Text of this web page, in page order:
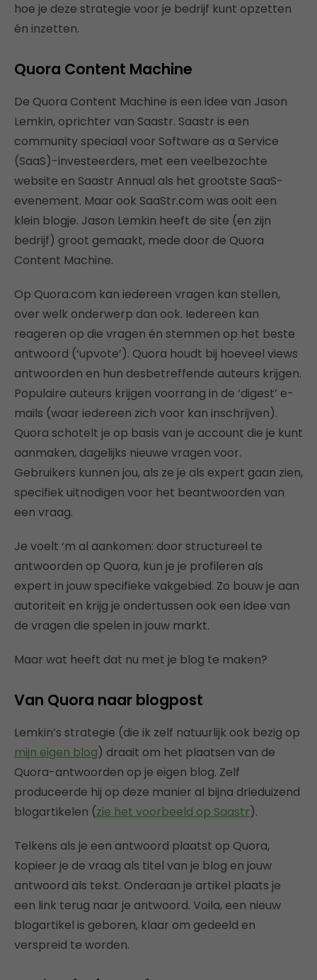
hoe je deze strategie voor je bedrijf kunt opzetten
én inzetten.
Quora Content Machine
De Quora Content Machine is een idee van Jason
Lemkin, oprichter van Saastr. Saastr is een
community speciaal voor Software as a Service
(SaaS)-investeerders, met een veelbezochte
website en Saastr Annual als het grootste SaaS-
evenement. Maar ook SaaStr.com was ooit een
klein blogje. Jason Lemkin heeft de site (en zijn
bedrijf) groot gemaakt, mede door de Quora
Content Machine.
Op Quora.com kan iedereen vragen kan stellen,
over welk onderwerp dan ook. Iedereen kan
reageren op die vragen én stemmen op het beste
antwoord (‘upvote’). Quora houdt bij hoeveel views
antwoorden en hun desbetreffende auteurs krijgen.
Populaire auteurs krijgen voorrang in de ‘digest’ e-
mails (waar iedereen zich voor kan inschrijven).
Quora schotelt je op basis van je account die je kunt
aanmaken, dagelijks nieuwe vragen voor.
Gebruikers kunnen jou, als ze je als expert gaan zien,
specifiek uitnodigen voor het beantwoorden van
een vraag.
Je voelt ‘m al aankomen: door structureel te
antwoorden op Quora, kun je je profileren als
expert in jouw specifieke vakgebied. Zo bouw je aan
autoriteit en krijg je ondertussen ook een idee van
de vragen die spelen in jouw markt.
Maar wat heeft dat nu met je blog te maken?
Van Quora naar blogpost
Lemkin’s strategie (die ik zelf natuurlijk ook bezig op
mijn eigen blog) draait om het plaatsen van de
Quora-antwoorden op je eigen blog. Zelf
produceerde hij op deze manier al bijna drieduizend
blogartikelen (zie het voorbeeld op Saastr).
Telkens als je een antwoord plaatst op Quora,
kopieer je de vraag als titel van je blog en jouw
antwoord als tekst. Onderaan je artikel plaats je
een link terug naar je antwoord. Voila, een nieuw
blogartikel is geboren, klaar om gedeeld en
verspreid te worden.